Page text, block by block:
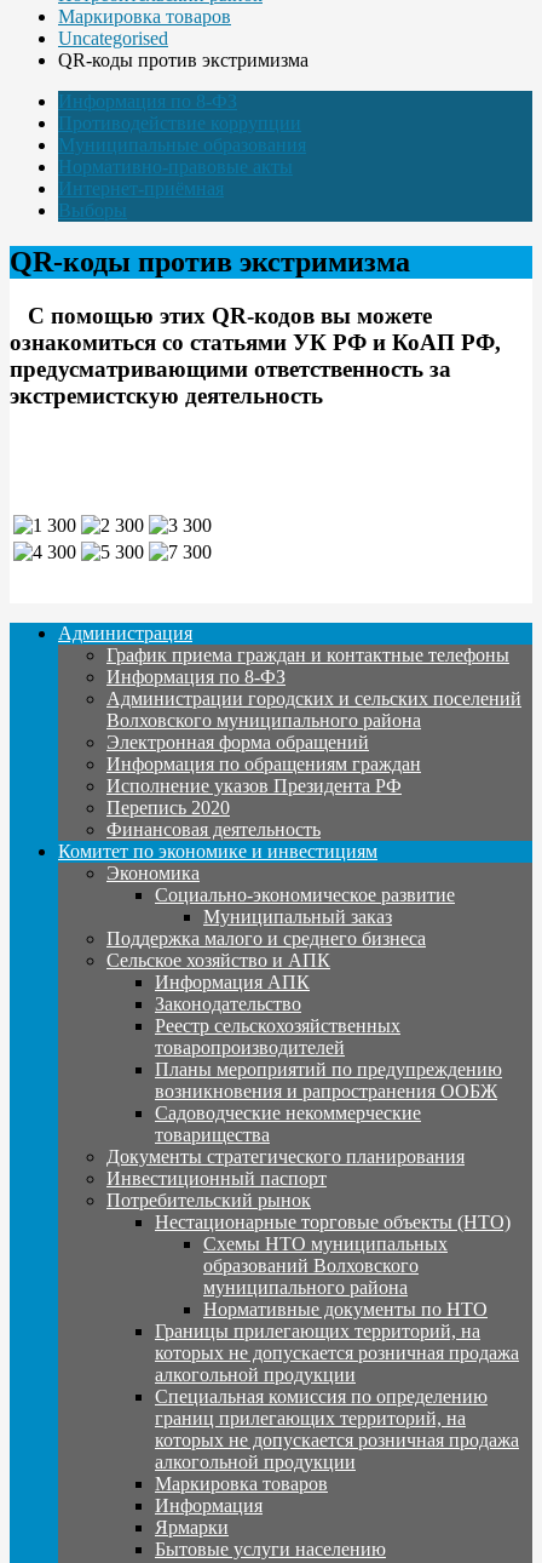
Маркировка товаров
Uncategorised
QR-коды против экстримизма
Информация по 8-ФЗ
Противодействие коррупции
Муниципальные образования
Нормативно-правовые акты
Интернет-приёмная
Выборы
QR-коды против экстримизма
С помощью этих QR-кодов вы можете
ознакомиться со статьями УК РФ и КоАП РФ,
предусматривающими ответственность за
экстремистскую деятельность
Администрация
График приема граждан и контактные телефоны
Информация по 8-ФЗ
Администрации городских и сельских поселений
Волховского муниципального района
Электронная форма обращений
Информация по обращениям граждан
Исполнение указов Президента РФ
Перепись 2020
Финансовая деятельность
Комитет по экономике и инвестициям
Экономика
Социально-экономическое развитие
Муниципальный заказ
Поддержка малого и среднего бизнеса
Сельское хозяйство и АПК
Информация АПК
Законодательство
Реестр сельскохозяйственных
товаропроизводителей
Планы мероприятий по предупреждению
возникновения и рапространения ООБЖ
Садоводческие некоммерческие
товарищества
Документы стратегического планирования
Инвестиционный паспорт
Потребительский рынок
Нестационарные торговые объекты (НТО)
Схемы НТО муниципальных
образований Волховского
муниципального района
Нормативные документы по НТО
Границы прилегающих территорий, на
которых не допускается розничная продажа
алкогольной продукции
Специальная комиссия по определению
границ прилегающих территорий, на
которых не допускается розничная продажа
алкогольной продукции
Маркировка товаров
Информация
Ярмарки
Бытовые услуги населению